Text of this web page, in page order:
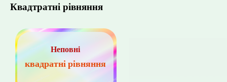
Квадтратні рівняння
Неповні
квадратні рівняння